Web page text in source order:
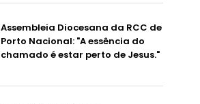
Assembleia Diocesana da RCC de
Porto Nacional: "A essência do
chamado é estar perto de Jesus."